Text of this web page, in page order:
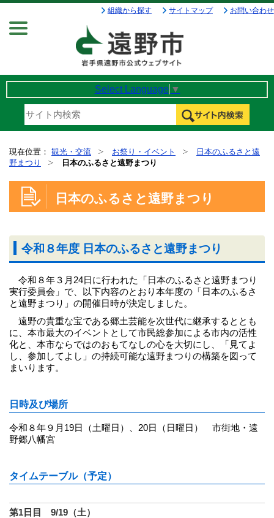
組織から探す サイトマップ お問い合わせ
Select Language ▼
現在位置： 観光・交流 お祭り・イベント
日本のふるさと遠
野まつり
日本のふるさと遠野まつり
日本のふるさと遠野まつり
令和８年度 日本のふるさと遠野まつり
令和８年３月24日に行われた「日本のふるさと遠野まつり
実行委員会」で、以下内容のとおり本年度の「日本のふるさ
と遠野まつり」の開催日時が決定しました。
遠野の貴重な宝である郷土芸能を次世代に継承するととも
に、本市最大のイベントとして市民総参加による市内の活性
化と、本市ならではのおもてなしの心を大切にし、「見てよ
し、参加してよし」の持続可能な遠野まつりの構築を図って
まいります。
日時及び場所
令和８年９月19日（土曜日）、20日（日曜日） 市街地・遠
野郷八幡宮
タイムテーブル（予定）
第1日目 9/19（土）